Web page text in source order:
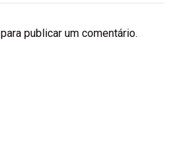
para publicar um comentário.